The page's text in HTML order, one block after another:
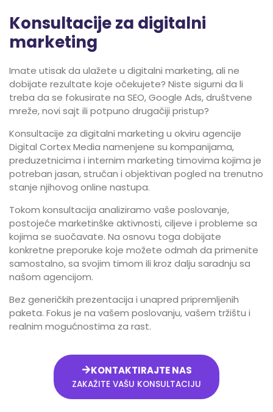
Konsultacije za digitalni
marketing
Imate utisak da ulažete u digitalni marketing, ali ne
dobijate rezultate koje očekujete? Niste sigurni da li
treba da se fokusirate na SEO, Google Ads, društvene
mreže, novi sajt ili potpuno drugačiji pristup?
Konsultacije za digitalni marketing u okviru agencije
Digital Cortex Media namenjene su kompanijama,
preduzetnicima i internim marketing timovima kojima je
potreban jasan, stručan i objektivan pogled na trenutno
stanje njihovog online nastupa.
Tokom konsultacija analiziramo vaše poslovanje,
postojeće marketinške aktivnosti, ciljeve i probleme sa
kojima se suočavate. Na osnovu toga dobijate
konkretne preporuke koje možete odmah da primenite
samostalno, sa svojim timom ili kroz dalju saradnju sa
našom agencijom.
Bez generičkih prezentacija i unapred pripremljenih
paketa. Fokus je na vašem poslovanju, vašem tržištu i
realnim mogućnostima za rast.
KONTAKTIRAJTE NAS
ZAKAŽITE VAŠU KONSULTACIJU